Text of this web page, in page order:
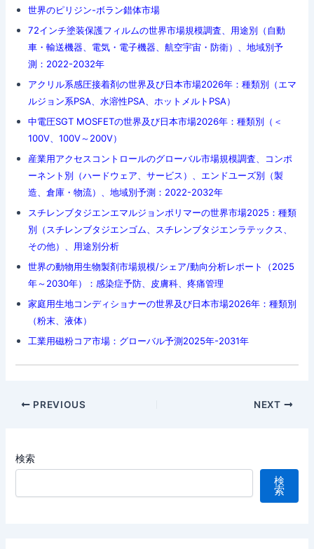
世界のピリジン-ボラン錯体市場
72インチ塗装保護フィルムの世界市場規模調査、用途別（自動
車・輸送機器、電気・電子機器、航空宇宙・防衛）、地域別予
測：2022-2032年
アクリル系感圧接着剤の世界及び日本市場2026年：種類別（エマ
ルジョン系PSA、水溶性PSA、ホットメルトPSA）
中電圧SGT MOSFETの世界及び日本市場2026年：種類別（＜
100V、100V～200V）
産業用アクセスコントロールのグローバル市場規模調査、コンポ
ーネント別（ハードウェア、サービス）、エンドユーズ別（製
造、倉庫・物流）、地域別予測：2022-2032年
スチレンブタジエンエマルジョンポリマーの世界市場2025：種類
別（スチレンブタジエンゴム、スチレンブタジエンラテックス、
その他）、用途別分析
世界の動物用生物製剤市場規模/シェア/動向分析レポート（2025
年～2030年）：感染症予防、皮膚科、疼痛管理
家庭用生地コンディショナーの世界及び日本市場2026年：種類別
（粉末、液体）
工業用磁粉コア市場：グローバル予測2025年-2031年
Post
PREVIOUS NEXT
検索
検
索